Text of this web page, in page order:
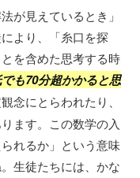
が見えているとき」
より、「糸口を探
を含めた思考する時
も70分超かかると思
念にとらわれたり、
ます。この数学の入
れるか」という意味
生徒たちには、かな